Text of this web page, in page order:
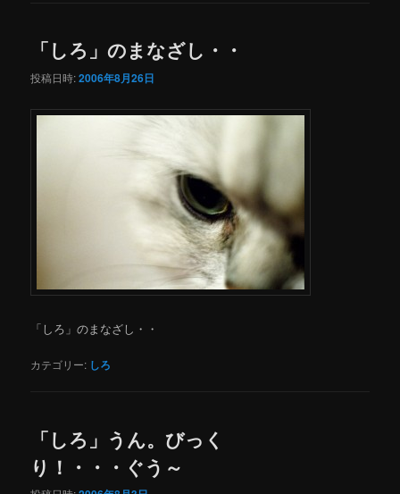
「しろ」のまなざし・・
投稿日時:2006年8月26日
「しろ」のまなざし・・
カテゴリー: しろ
「しろ」うん。びっく
り！・・・ぐう～